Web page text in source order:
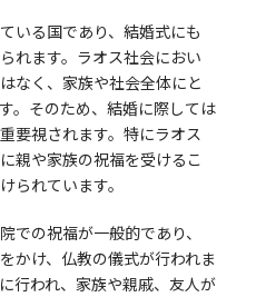
いる国であり、結婚式にも
れます。ラオス社会におい
なく、家族や社会全体にと
。そのため、結婚に際しては
要視されます。特にラオス
親や家族の祝福を受けるこ
られています。
での祝福が一般的であり、
かけ、仏教の儀式が行われま
行われ、家族や親戚、友人が